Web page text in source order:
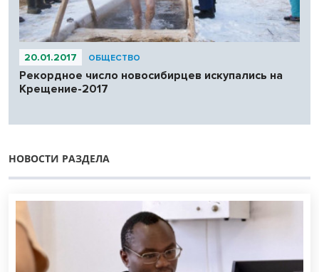
20.01.2017 ОБЩЕСТВО
Рекордное число новосибирцев искупались на
Крещение-2017
НОВОСТИ РАЗДЕЛА